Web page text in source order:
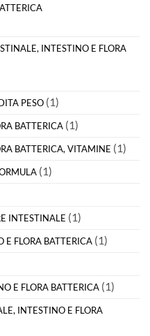
INTESTINO E FLORA
PESO (1)
BATTERICA (1)
BATTERICA, VITAMINE (1)
(1)
INTESTINALE (1)
E FLORA BATTERICA (1)
E FLORA BATTERICA (1)
INTESTINO E FLORA